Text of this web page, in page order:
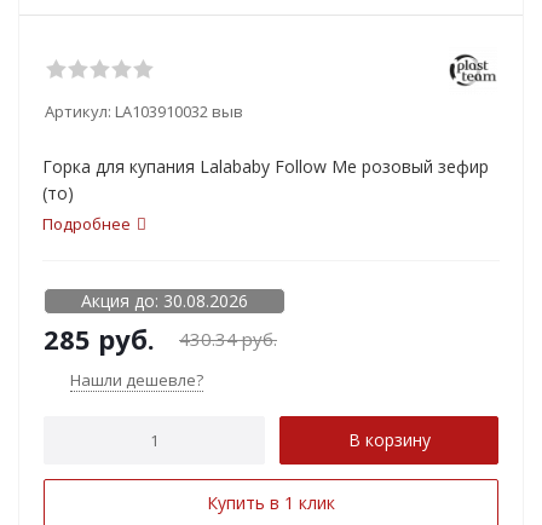
Артикул: LA103910032 выв
Горка для купания Lalababy Follow Me розовый зефир
(то)
Подробнее
Акция до: 30.08.2026
285 руб. 430.34руб.
Нашли дешевле?
В корзину
Купить в 1 клик